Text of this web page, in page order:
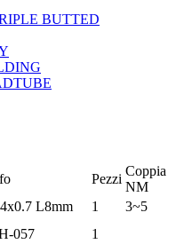
BUTTED
Pezzi
Coppia
NM
L8mm 1
3~5
057 1